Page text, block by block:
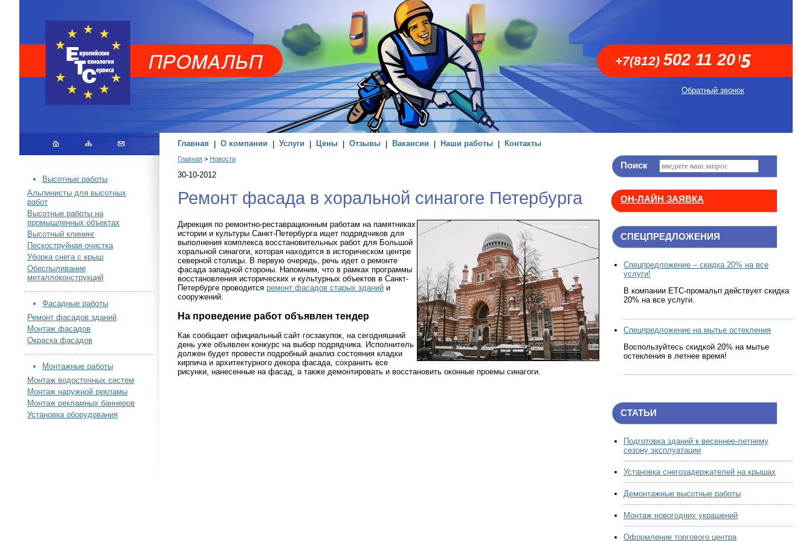
+7(812) 502 11 20
Обратный звонок
Главная О компании Услуги Цены Отзывы Вакансии Наши работы Контакты
Высотные работы
Альпинисты для высотных
работ
Высотные работы на
промышленных объектах
Высотный клининг
Пескоструйная очистка
Уборка снега с крыш
Обеспыливание
металлоконструкций
Фасадные работы
Ремонт фасадов зданий
Монтаж фасадов
Окраска фасадов
Монтажные работы
Монтаж водосточных систем
Монтаж наружной рекламы
Монтаж рекламных баннеров
Установка оборудования
Главная > Новости
30-10-2012
Ремонт фасада в хоральной синагоге Петербурга
Дирекция по ремонтно-реставрационным работам на памятниках
истории и культуры Санкт-Петербурга ищет подрядчиков для
выполнения комплекса восстановительных работ для Большой
хоральной синагоги, которая находится в историческом центре
северной столицы. В первую очередь, речь идет о ремонте
фасада западной стороны. Напомним, что в рамках программы
восстановления исторических и культурных объектов в Санкт-
Петербурге проводится ремонт фасадов старых зданий и
сооружений.
На проведение работ объявлен тендер
Как сообщает официальный сайт госзакупок, на сегодняшний
день уже объявлен конкурс на выбор подрядчика. Исполнитель
должен будет провести подробный анализ состояния кладки
кирпича и архитектурного декора фасада, сохранить все
рисунки, нанесенные на фасад, а также демонтировать и восстановить оконные проемы синагоги.
Поиск
ОН-ЛАЙН ЗАЯВКА
СПЕЦПРЕДЛОЖЕНИЯ
Спецпредложение – скидка 20% на все
услуги!
В компании ЕТС-промальп действует скидка
20% на все услуги.
Спецпредложение на мытье остекления
Воспользуйтесь скидкой 20% на мытье
остекления в летнее время!
СТАТЬИ
Подготовка зданий к весеннее-летнему
сезону эксплуатации
Установка снегозадержателей на крышах
Демонтажные высотные работы
Монтаж новогодних украшений
Оформление торгового центра